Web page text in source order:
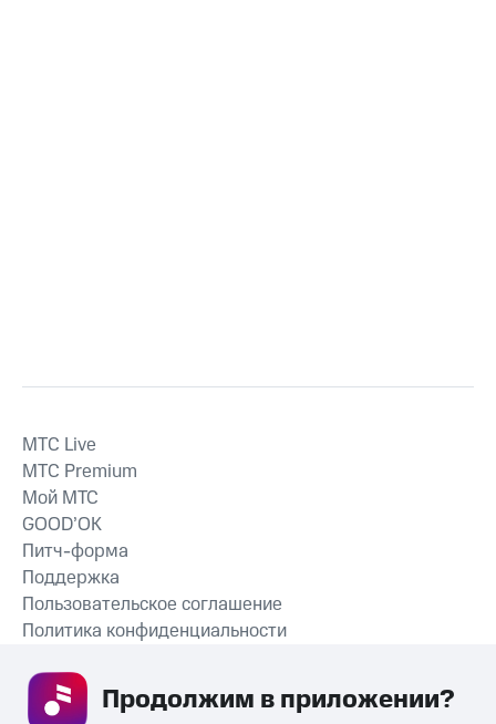
СКАЧАТЬ ПРИЛОЖЕНИЕ
MTС Live
MTС Premium
Мой МТС
GOOD’OK
Питч-форма
Поддержка
Пользовательское соглашение
Политика конфиденциальности